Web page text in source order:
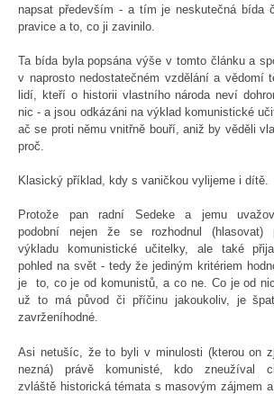
napsat především - a tím je neskutečná bída
pravice a to, co ji zavinilo.
Ta bída byla popsána výše v tomto článku a
v naprosto nedostatečném vzdělání a vědomí
lidí, kteří o historii vlastního národa neví
nic - a jsou odkázáni na výklad komunistické
ač se proti němu vnitřně bouří, aniž by věděli
proč.
Klasický příklad, kdy s vaničkou vylijeme i dítě.
Protože pan radní Sedeke a jemu
podobní nejen že se rozhodnul (hlasovat)
výkladu komunistické učitelky, ale také
pohled na svět - tedy že jediným kritériem
je to, co je od komunistů, a co ne. Co je od
už to má původ či příčinu jakoukoliv, je
zavrženíhodné.
Asi netušíc, že to byli v minulosti (kterou on
nezná) právě komunisté, kdo zneužíval
zvláště historická témata s masovým zájmem